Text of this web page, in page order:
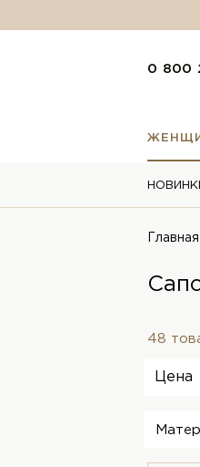
0 800
Главная
48
Цена